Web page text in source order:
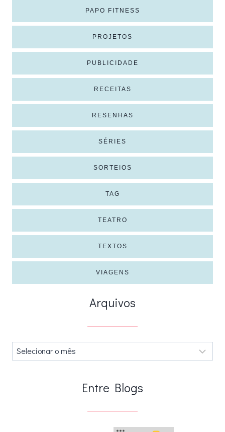
PAPO FITNESS
PROJETOS
PUBLICIDADE
RECEITAS
RESENHAS
SÉRIES
SORTEIOS
TAG
TEATRO
TEXTOS
VIAGENS
Arquivos
Arquivos
Entre Blogs